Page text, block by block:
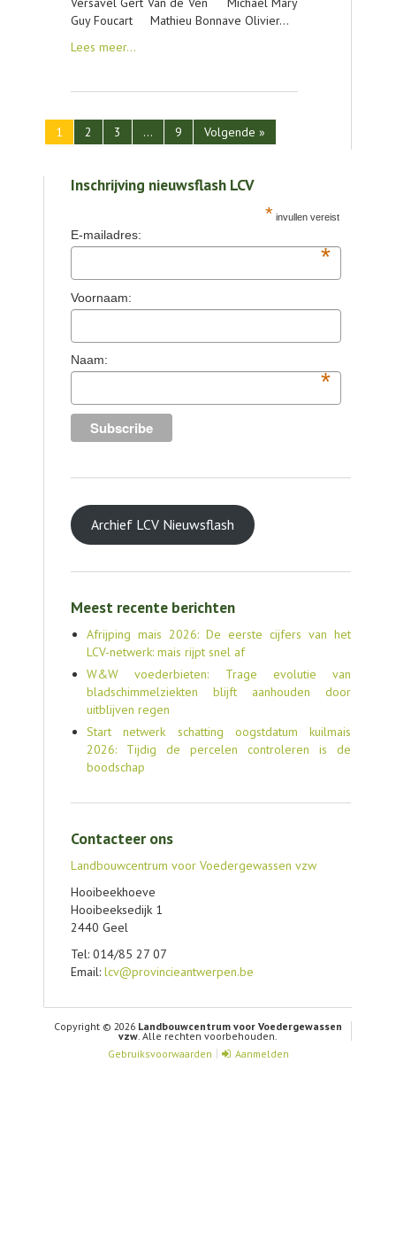
Guy Foucart Mathieu Bonnave Olivier…
Lees meer…
1 2 3 … 9 Volgende »
Inschrijving nieuwsflash LCV
* invullen vereist
E-mailadres:
*
Voornaam:
Naam:
*
Archief LCV Nieuwsflash
Meest recente berichten
Afrijping mais 2026: De eerste cijfers van het
LCV-netwerk: mais rijpt snel af
W&W voederbieten: Trage evolutie van
bladschimmelziekten blijft aanhouden door
uitblijven regen
Start netwerk schatting oogstdatum kuilmais
2026: Tijdig de percelen controleren is de
boodschap
Contacteer ons
Landbouwcentrum voor Voedergewassen vzw
Hooibeekhoeve
Hooibeeksedijk 1
2440 Geel
Tel: 014/85 27 07
Email: lcv@provincieantwerpen.be
Copyright © 2026 Landbouwcentrum voor Voedergewassen
vzw. Alle rechten voorbehouden.
Gebruiksvoorwaarden
Aanmelden